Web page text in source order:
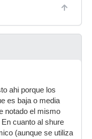
ahi porque los
es baja o media
notado el mismo
cuanto al shure
(aunque se utiliza